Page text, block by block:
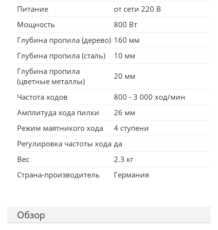
Питание
от сети 220 В
Мощность
800 Вт
Глубина пропила (дерево) 160 мм
Глубина пропила (сталь)
10 мм
Глубина пропила
(цветные металлы)
20 мм
Частота ходов
800 - 3 000 ход/мин
Амплитуда хода пилки
26 мм
Режим маятникого хода
4 ступени
Регулировка частоты хода да
Вес
2.3 кг
Страна-производитель
Германия
Обзор